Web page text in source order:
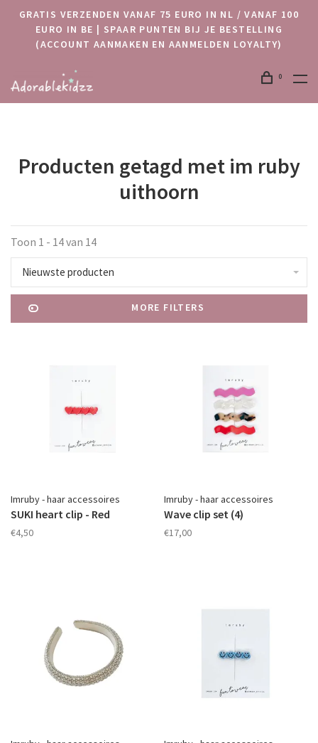
GRATIS VERZENDEN VANAF 75 EURO IN NL / VANAF 100
EURO IN BE | SPAAR PUNTEN BIJ JE BESTELLING
(ACCOUNT AANMAKEN EN AANMELDEN LOYALTY)
0
Producten getagd met im ruby
uithoorn
Toon 1 - 14 van 14
Nieuwste producten
MORE FILTERS
Imruby - haar accessoires
SUKI heart clip - Red
€4,50
Imruby - haar accessoires
Wave clip set (4)
€17,00